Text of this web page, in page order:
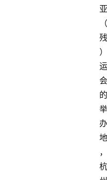
亚
（
残
）
运
会
的
举
办
地
，
杭